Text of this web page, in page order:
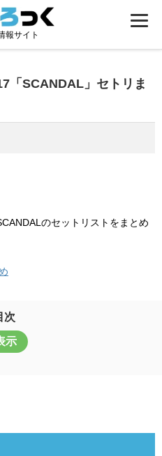
報サイト
「SCANDAL」セトリま
のセットリストをまとめ
次
示